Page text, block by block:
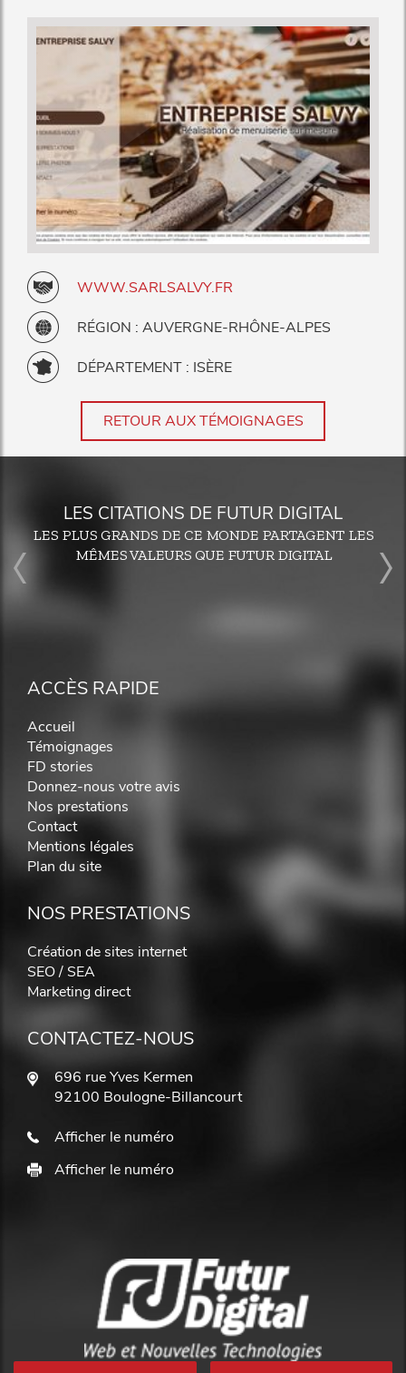
WWW.SARLSALVY.FR
RÉGION : AUVERGNE-RHÔNE-ALPES
DÉPARTEMENT : ISÈRE
RETOUR AUX TÉMOIGNAGES
LES CITATIONS DE FUTUR DIGITAL
LES PLUS GRANDS DE CE MONDE PARTAGENT LES
MÊMES VALEURS QUE FUTUR DIGITAL
ACCÈS RAPIDE
Accueil
Témoignages
FD stories
Donnez-nous votre avis
Nos prestations
Contact
Mentions légales
Plan du site
NOS PRESTATIONS
Création de sites internet
SEO / SEA
Marketing direct
CONTACTEZ-NOUS
696 rue Yves Kermen
92100 Boulogne-Billancourt
Afficher le numéro
Afficher le numéro